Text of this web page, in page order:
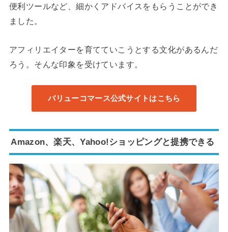
便利ツールなど、細かくアドバイスをもらうことができ
ました。
アフィリエイターを育てていこうとする文化があるんだ
ろう。そんな印象を受けています。
バリューコマース公式サイトはこちら
Amazon、楽天、Yahoo!ショッピングと提携できる